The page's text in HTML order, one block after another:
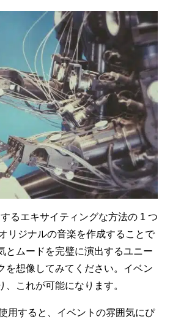
るエキサイティングな方法の 1 つ
リジナルの音楽を作成することで
とムードを完璧に演出するユニー
を想像してみてください。イベン
、これが可能になります。
用すると、イベントの雰囲気にぴ